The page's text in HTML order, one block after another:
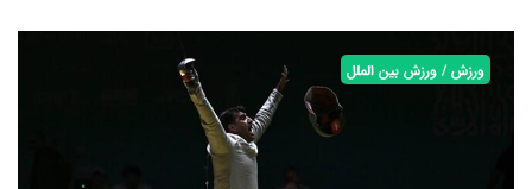
ورزش / ورزش بین الملل